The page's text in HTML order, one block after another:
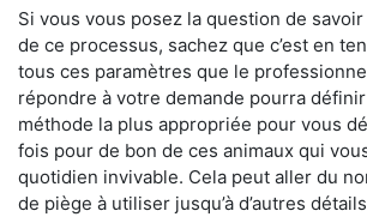
Si vous vous posez la question de
de ce processus, sachez que c’est en
tous ces paramètres que le
répondre à votre demande pourra
méthode la plus appropriée pour vous
fois pour de bon de ces animaux qui
quotidien invivable. Cela peut aller du
de piège à utiliser jusqu’à d’autres